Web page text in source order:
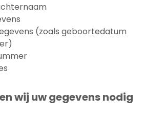
(zoals geboortedatum
wij uw gegevens nodig